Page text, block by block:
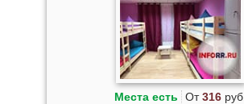
Места есть От316руб.